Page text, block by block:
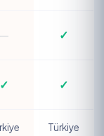
— ✓
✓ ✓
Türkiye